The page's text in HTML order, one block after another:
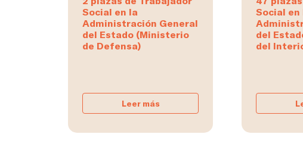
Social en la
Administración General
del Estado (Ministerio
de Defensa)
Leer más
Social en
del
del